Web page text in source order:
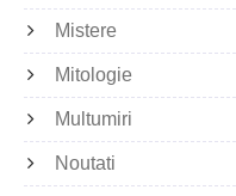
Mistere
Mitologie
Multumiri
Noutati